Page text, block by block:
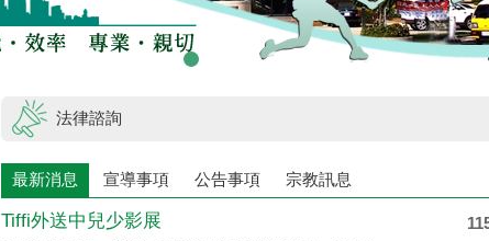
法律諮詢
最新消息 宣導事項 公告事項 宗教訊息
Tiffi外送中兒少影展